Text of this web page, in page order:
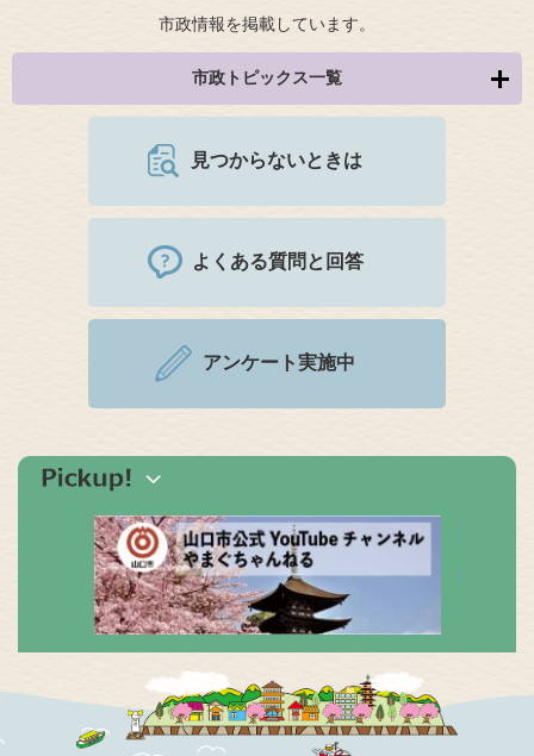
市政情報を掲載しています。
市政トピックス一覧
見つからないときは
よくある質問と回答
アンケート実施中